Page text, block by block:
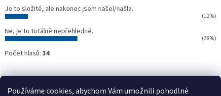
Používáme cookies, abychom Vám umožnili pohodlné
Je to složité, ale nakonec jsem našel/našla.
(12%)
Ne, je to totálně nepřehledné.
(38%)
Počet hlasů: 34